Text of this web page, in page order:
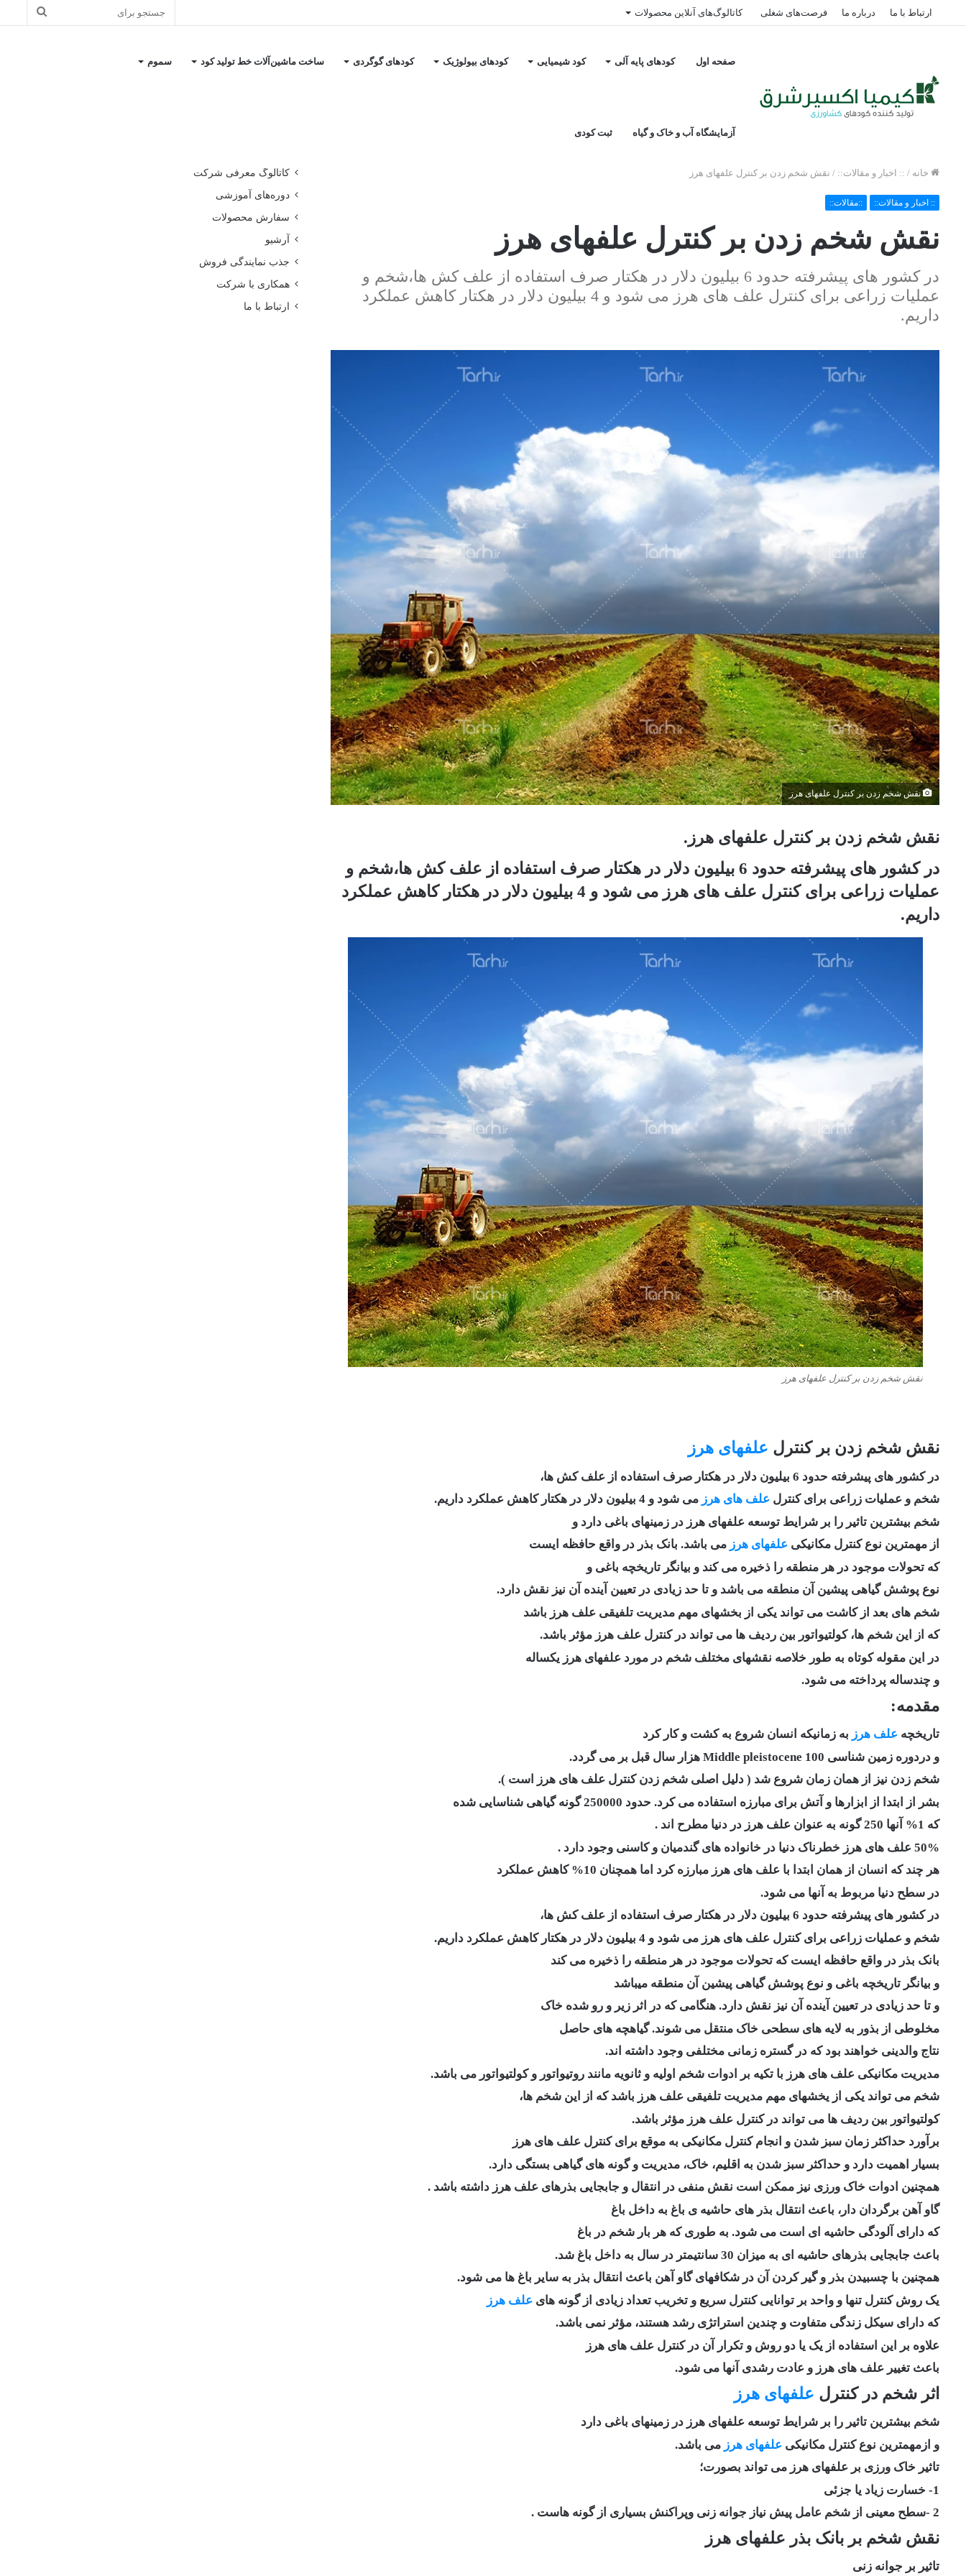
ارتباط با ما درباره ما فرصت‌های شغلی کاتالوگ‌های آنلاین محصولات جستجو
صفحه اول کودهای پایه آلی کود شیمیایی کودهای بیولوژیک کودهای گوگردی ساخت ماشین‌آلات خط تولید کود سموم
آزمایشگاه آب و خاک و گیاه ثبت کودی
خانه / :: اخبار و مقالات:: / نقش شخم زدن بر کنترل علفهای هرز
:: اخبار و مقالات:: ::مقالات::
نقش شخم زدن بر کنترل علفهای هرز
در کشور های پیشرفته حدود 6 بیلیون دلار در هکتار صرف استفاده از علف کش ها،شخم و
عملیات زراعی برای کنترل علف های هرز می شود و 4 بیلیون دلار در هکتار کاهش عملکرد
داریم.
نقش شخم زدن بر کنترل علفهای هرز
نقش شخم زدن بر کنترل علفهای هرز.
در کشور های پیشرفته حدود 6 بیلیون دلار در هکتار صرف استفاده از علف کش ها،شخم و
عملیات زراعی برای کنترل علف های هرز می شود و 4 بیلیون دلار در هکتار کاهش عملکرد
داریم.
نقش شخم زدن بر کنترل علفهای هرز
نقش شخم زدن بر کنترل علفهای هرز
در کشور های پیشرفته حدود 6 بیلیون دلار در هکتار صرف استفاده از علف کش ها،
شخم و عملیات زراعی برای کنترل علف های هرز می شود و 4 بیلیون دلار در هکتار کاهش عملکرد داریم.
شخم بیشترین تاثیر را بر شرایط توسعه علفهای هرز در زمینهای باغی دارد و
از مهمترین نوع کنترل مکانیکی علفهای هرز می باشد. بانک بذر در واقع حافظه ایست
که تحولات موجود در هر منطقه را ذخیره می کند و بیانگر تاریخچه باغی و
نوع پوشش گیاهی پیشین آن منطقه می باشد و تا حد زیادی در تعیین آینده آن نیز نقش دارد.
شخم های بعد از کاشت می تواند یکی از بخشهای مهم مدیریت تلفیقی علف هرز باشد
که از این شخم ها، کولتیواتور بین ردیف ها می تواند در کنترل علف هرز مؤثر باشد.
در این مقوله کوتاه به طور خلاصه نقشهای مختلف شخم در مورد علفهای هرز یکساله
و چندساله پرداخته می شود.
مقدمه:
تاریخچه علف هرز به زمانیکه انسان شروع به کشت و کار کرد
و دردوره زمین شناسی Middle pleistocene 100 هزار سال قبل بر می گردد.
شخم زدن نیز از همان زمان شروع شد ( دلیل اصلی شخم زدن کنترل علف های هرز است ).
بشر از ابتدا از ابزارها و آتش برای مبارزه استفاده می کرد. حدود 250000 گونه گیاهی شناسایی شده
که 1% آنها 250 گونه به عنوان علف هرز در دنیا مطرح اند .
50% علف های هرز خطرناک دنیا در خانواده های گندمیان و کاسنی وجود دارد .
هر چند که انسان از همان ابتدا با علف های هرز مبارزه کرد اما همچنان 10% کاهش عملکرد
در سطح دنیا مربوط به آنها می شود.
در کشور های پیشرفته حدود 6 بیلیون دلار در هکتار صرف استفاده از علف کش ها،
شخم و عملیات زراعی برای کنترل علف های هرز می شود و 4 بیلیون دلار در هکتار کاهش عملکرد داریم.
بانک بذر در واقع حافظه ایست که تحولات موجود در هر منطقه را ذخیره می کند
و بیانگر تاریخچه باغی و نوع پوشش گیاهی پیشین آن منطقه میباشد
و تا حد زیادی در تعیین آینده آن نیز نقش دارد. هنگامی که در اثر زیر و رو شده خاک
مخلوطی از بذور به لایه های سطحی خاک منتقل می شوند. گیاهچه های حاصل
نتاج والدینی خواهند بود که در گستره زمانی مختلفی وجود داشته اند.
مدیریت مکانیکی علف های هرز با تکیه بر ادوات شخم اولیه و ثانویه مانند روتیواتور و کولتیواتور می باشد.
شخم می تواند یکی از یخشهای مهم مدیریت تلفیقی علف هرز باشد که از این شخم ها،
کولتیواتور بین ردیف ها می تواند در کنترل علف هرز مؤثر باشد.
برآورد حداکثر زمان سبز شدن و انجام کنترل مکانیکی به موقع برای کنترل علف های هرز
بسیار اهمیت دارد و حداکثر سبز شدن به اقلیم، خاک، مدیریت و گونه های گیاهی بستگی دارد.
همچنین ادوات خاک ورزی نیز ممکن است نقش منفی در انتقال و جابجایی بذرهای علف‌ هرز داشته باشد .
گاو آهن برگردان دار، باعث انتقال بذر های حاشیه ی باغ به داخل باغ
که دارای آلودگی حاشیه ای است می شود. به طوری که هر بار شخم در باغ
باعث جابجایی بذرهای حاشیه ای به میزان 30 سانتیمتر در سال به داخل باغ شد.
همچنین با چسبیدن بذر و گیر کردن آن در شکافهای گاو آهن باعث انتقال بذر به سایر باغ ها می شود.
یک روش کنترل تنها و واحد بر توانایی کنترل سریع و تخریب تعداد زیادی از گونه های علف هرز
که دارای سیکل زندگی متفاوت و چندین استراتژی رشد هستند، مؤثر نمی باشد.
علاوه بر این استفاده از یک یا دو روش و تکرار آن در کنترل علف های هرز
باعث تغییر علف های هرز و عادت رشدی آنها می شود.
اثر شخم در کنترل علفهای هرز
شخم بیشترین تاثیر را بر شرایط توسعه علفهای هرز در زمینهای باغی دارد
و ازمهمترین نوع کنترل مکانیکی علفهای هرز می باشد.
تاثیر خاک ورزی بر علفهای هرز می تواند بصورت؛
1- خسارت زیاد یا جزئی
2 -سطح معینی از شخم عامل پیش نیاز جوانه زنی وپراکنش بسیاری از گونه هاست .
نقش شخم بر بانک بذر علفهای هرز
تاثیر بر جوانه زنی
کاتالوگ معرفی شرکت
دوره‌های آموزشی
سفارش محصولات
آرشیو
جذب نمایندگی فروش
همکاری با شرکت
ارتباط با ما